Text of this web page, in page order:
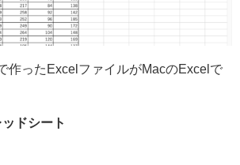
作ったExcelファイルがMacのExcelで
ドシート